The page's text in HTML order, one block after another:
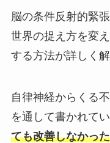
脳の条件反射的緊
世界の捉え方を変
する方法が詳しく
自律神経からくる
を通して書かれてい
ても改善しなかっ